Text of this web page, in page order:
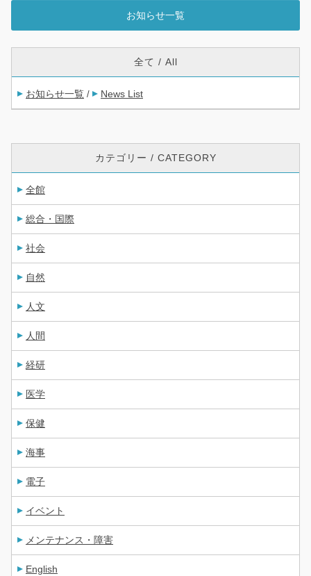
お知らせ一覧
全て / All
お知らせ一覧 / News List
カテゴリー / CATEGORY
全館
総合・国際
社会
自然
人文
人間
経研
医学
保健
海事
電子
イベント
メンテナンス・障害
English